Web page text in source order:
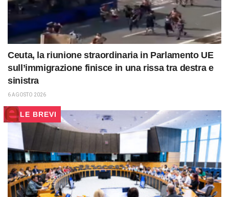
Ceuta, la riunione straordinaria in Parlamento UE
sull’immigrazione finisce in una rissa tra destra e
sinistra
6 AGOSTO 2026
LE BREVI